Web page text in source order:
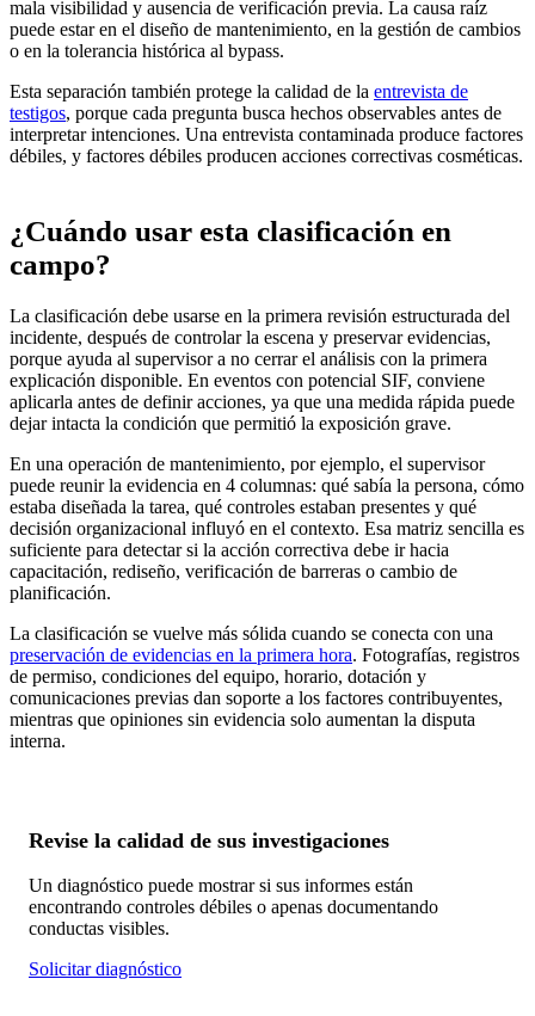
mala visibilidad y ausencia de verificación previa. La causa raíz
puede estar en el diseño de mantenimiento, en la gestión de cambios
o en la tolerancia histórica al bypass.
Esta separación también protege la calidad de la entrevista de
testigos, porque cada pregunta busca hechos observables antes de
interpretar intenciones. Una entrevista contaminada produce factores
débiles, y factores débiles producen acciones correctivas cosméticas.
¿Cuándo usar esta clasificación en
campo?
La clasificación debe usarse en la primera revisión estructurada del
incidente, después de controlar la escena y preservar evidencias,
porque ayuda al supervisor a no cerrar el análisis con la primera
explicación disponible. En eventos con potencial SIF, conviene
aplicarla antes de definir acciones, ya que una medida rápida puede
dejar intacta la condición que permitió la exposición grave.
En una operación de mantenimiento, por ejemplo, el supervisor
puede reunir la evidencia en 4 columnas: qué sabía la persona, cómo
estaba diseñada la tarea, qué controles estaban presentes y qué
decisión organizacional influyó en el contexto. Esa matriz sencilla es
suficiente para detectar si la acción correctiva debe ir hacia
capacitación, rediseño, verificación de barreras o cambio de
planificación.
La clasificación se vuelve más sólida cuando se conecta con una
preservación de evidencias en la primera hora. Fotografías, registros
de permiso, condiciones del equipo, horario, dotación y
comunicaciones previas dan soporte a los factores contribuyentes,
mientras que opiniones sin evidencia solo aumentan la disputa
interna.
Revise la calidad de sus investigaciones
Un diagnóstico puede mostrar si sus informes están
encontrando controles débiles o apenas documentando
conductas visibles.
Solicitar diagnóstico